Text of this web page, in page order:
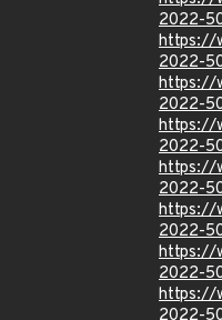
2022-
https://
2022-
https://
2022-
https://
2022-
https://
2022-
https://
2022-
https://
2022-
https://